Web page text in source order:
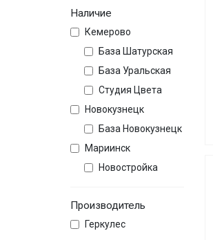
Наличие
Кемерово
База Шатурская
База Уральская
Студия Цвета
Новокузнецк
База Новокузнецк
Мариинск
Новостройка
Производитель
Геркулес